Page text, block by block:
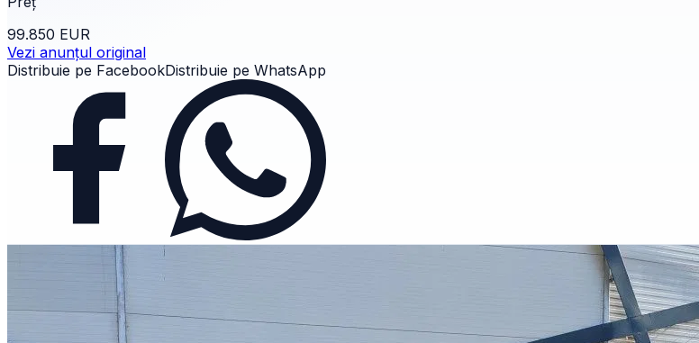
99.850 EUR
Vezi anunțul original
Distribuie pe FacebookDistribuie pe WhatsApp